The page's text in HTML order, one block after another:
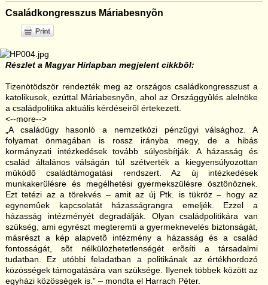
Családkongresszus Máriabesnyõn
Részlet a Magyar Hírlapban megjelent cikkbõl:
Tizenötödször rendezték meg az országos családkongresszust a
katolikusok, ezúttal Máriabesnyõn, ahol az Országgyûlés alelnöke
a családpolitika aktuális kérdéseirõl értekezett.
<--more-->
„A családügy hasonló a nemzetközi pénzügyi válsághoz. A
folyamat önmagában is rossz irányba megy, de a hibás
kormányzati intézkedések tovább súlyosbítják. A házasság és
család általános válságán túl szétverték a kiegyensúlyozottan
mûködõ családtámogatási rendszert. Az új intézkedések
munkakerülésre és megélhetési gyermekszülésre ösztönöznek.
Ezt tetézi az a törekvés – amit az új Ptk. is tükröz – hogy az
egynemûek kapcsolatát házasságrangra emeljék. Ezzel a
házasság intézményét degradálják. Olyan családpolitikára van
szükség, ami egyrészt megteremti a gyermeknevelés biztonságát,
másrészt a kép alapvetõ intézmény a házasság és a család
fontosságát, sõt nélkülözhetetlenségét erõsíti a társadalmi
tudatban. Ez utóbbi feladatban a politikának az értékhordozó
közösségek támogatására van szüksége. Ilyenek többek között az
egyházi közösségek is.” – mondta el Harrach Péter.